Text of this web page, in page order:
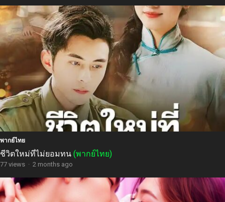
พากย์ไทย
ชีวิตใหม่ที่ไม่ยอมทน (พากย์ไทย)
77 views · 2 months ago